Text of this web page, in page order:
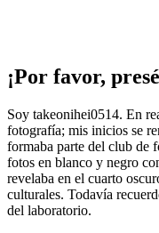
¡Por favor,
Soy takeonihei0514. En
fotografía; mis inicios se
formaba parte del club de
fotos en blanco y negro
revelaba en el cuarto
culturales. Todavía
del laboratorio.